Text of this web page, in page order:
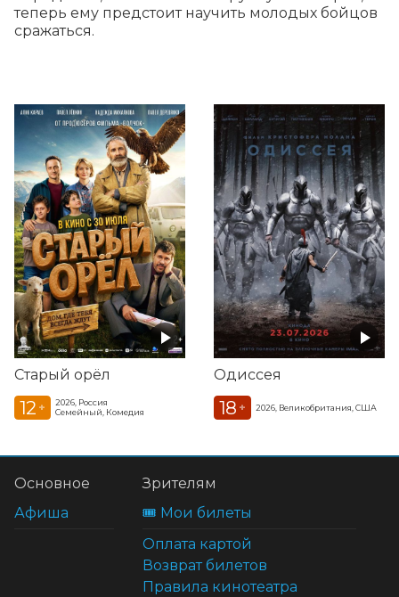
теперь ему предстоит научить молодых бойцов
сражаться.
Старый орёл
12 +
2026, Россия
Семейный, Комедия
Одиссея
18 + 2026, Великобритания, США
Основное
Афиша
Зрителям
🎟️ Мои билеты
Оплата картой
Возврат билетов
Правила кинотеатра